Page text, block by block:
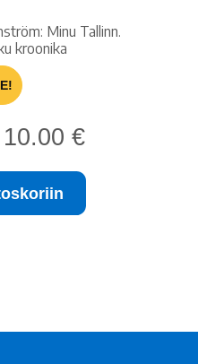
Minu Tallinn.
kroonika
Alkuperäinen
hinta
€.
10.00 €Nykyinen
on: